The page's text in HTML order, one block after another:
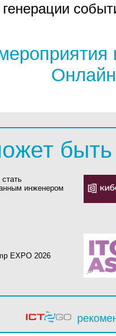
Онлайн
быть
стать
инженером
EXPO 2026